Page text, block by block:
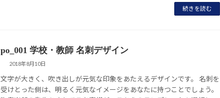
続きを読む
po_001 学校・教師 名刺デザイン
2018年8月10日
文字が大きく、吹き出しが元気な印象をあたえるデザインです。 名刺を
受けとった側は、明るく元気なイメージをあなたに持つことでしょう。